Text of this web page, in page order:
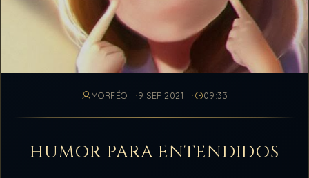
MORFÉO 9 SEP 2021 09:33
HUMOR PARA ENTENDIDOS